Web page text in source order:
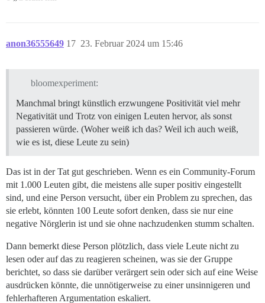
anon36555649 23. Februar 2024 um 15:46
17
bloomexperiment:
Manchmal bringt künstlich erzwungene Positivität viel mehr
Negativität und Trotz von einigen Leuten hervor, als sonst
passieren würde. (Woher weiß ich das? Weil ich auch weiß,
wie es ist, diese Leute zu sein)
Das ist in der Tat gut geschrieben. Wenn es ein Community-Forum
mit 1.000 Leuten gibt, die meistens alle super positiv eingestellt
sind, und eine Person versucht, über ein Problem zu sprechen, das
sie erlebt, könnten 100 Leute sofort denken, dass sie nur eine
negative Nörglerin ist und sie ohne nachzudenken stumm schalten.
Dann bemerkt diese Person plötzlich, dass viele Leute nicht zu
lesen oder auf das zu reagieren scheinen, was sie der Gruppe
berichtet, so dass sie darüber verärgert sein oder sich auf eine Weise
ausdrücken könnte, die unnötigerweise zu einer unsinnigeren und
fehlerhafteren Argumentation eskaliert.